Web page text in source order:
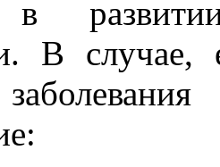
В случае,